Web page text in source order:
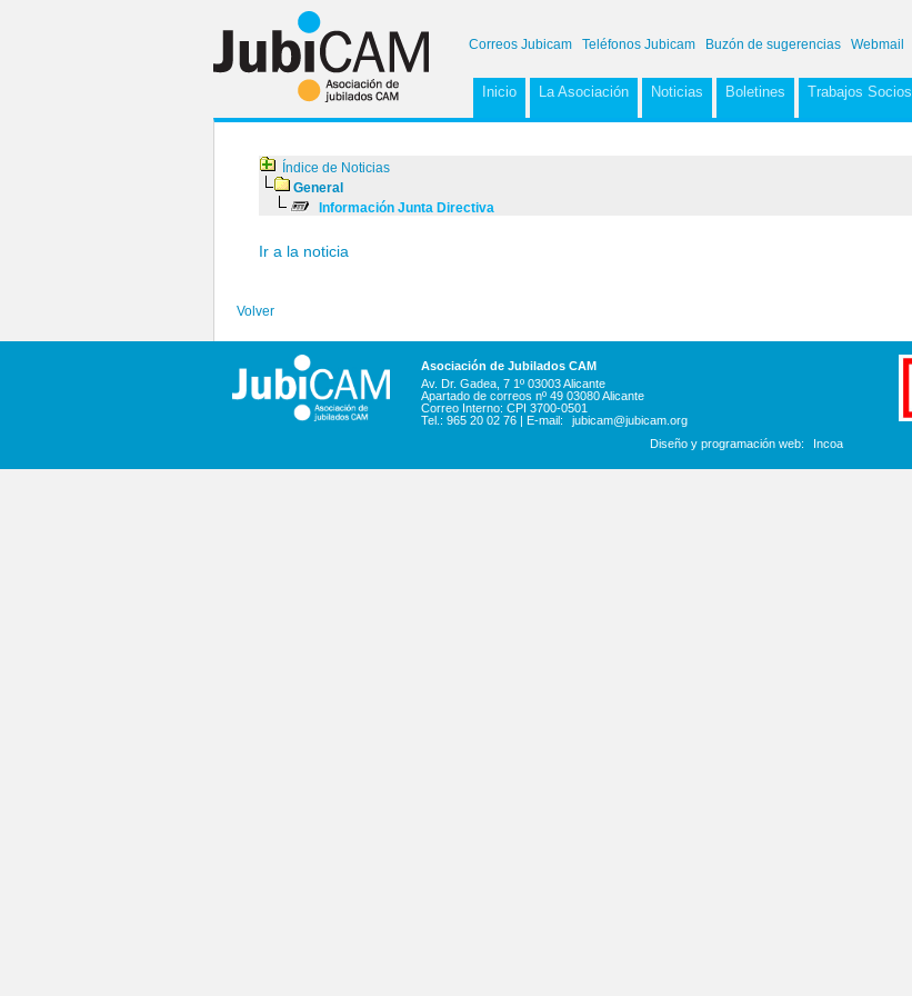
Correos Jubicam Teléfonos Jubicam Buzón de sugerencias Webmail
Inicio La Asociación Noticias Boletines Trabajos Socios
Índice de Noticias
General
Información Junta Directiva
Ir a la noticia
Volver
Asociación de Jubilados CAM
Av. Dr. Gadea, 7 1º 03003 Alicante
Apartado de correos nº 49 03080 Alicante
Correo Interno: CPI 3700-0501
Tel.: 965 20 02 76 | E-mail:
jubicam@jubicam.org
Diseño y programación web:
Incoa